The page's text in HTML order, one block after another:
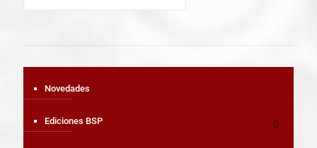
Novedades
Ediciones BSP